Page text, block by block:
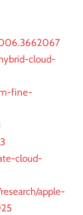
cloud-
fine-
cloud-
apple-